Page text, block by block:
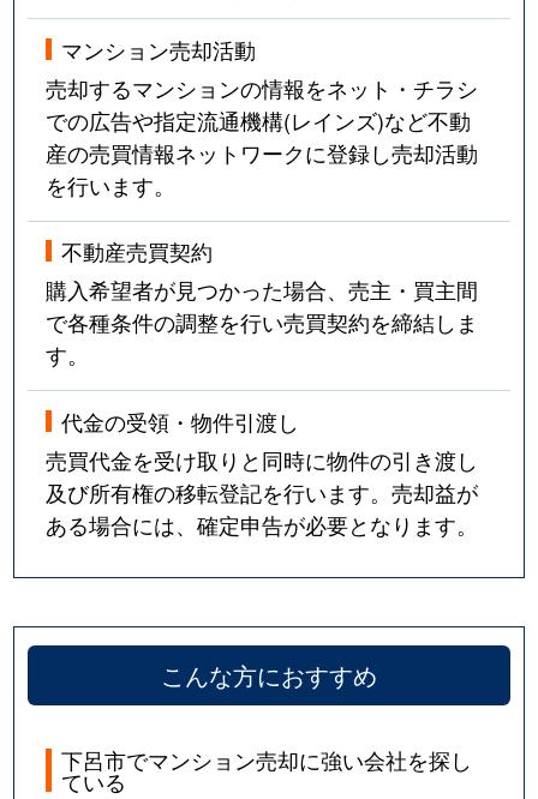
マンション売却活動
売却するマンションの情報をネット・チラシ
での広告や指定流通機構(レインズ)など不動
産の売買情報ネットワークに登録し売却活動
を行います。
不動産売買契約
購入希望者が見つかった場合、売主・買主間
で各種条件の調整を行い売買契約を締結しま
す。
代金の受領・物件引渡し
売買代金を受け取りと同時に物件の引き渡し
及び所有権の移転登記を行います。売却益が
ある場合には、確定申告が必要となります。
こんな方におすすめ
下呂市でマンション売却に強い会社を探し
ている